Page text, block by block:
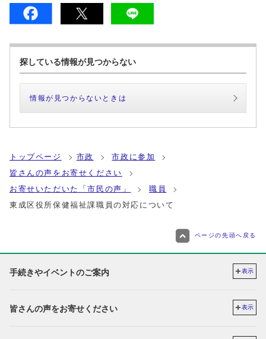
探している情報が見つからない
情報が見つからないときは
トップページ 市政
市政に参加
皆さんの声をお寄せください
お寄せいただいた「市民の声」
職員
東成区役所保健福祉課職員の対応について
ページの先頭へ戻る
手続きやイベントのご案内 表示
皆さんの声をお寄せください 表示